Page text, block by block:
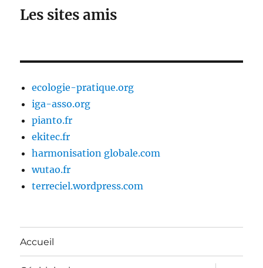
Les sites amis
ecologie-pratique.org
iga-asso.org
pianto.fr
ekitec.fr
harmonisation globale.com
wutao.fr
terreciel.wordpress.com
Accueil